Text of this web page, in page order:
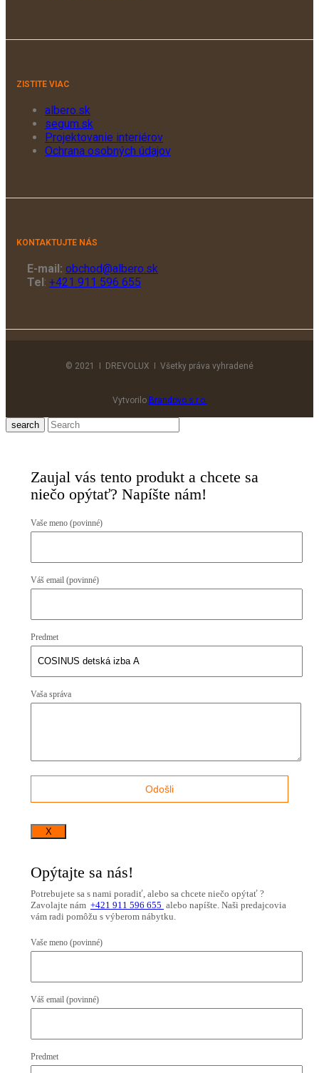
ZISTITE VIAC
albero.sk
segum.sk
Projektovanie interiérov
Ochrana osobných údajov
KONTAKTUJTE NÁS
E-mail: obchod@albero.sk
Tel: +421 911 596 655
© 2021 I DREVOLUX I Všetky práva vyhradené
Vytvorilo Brandovo s.r.o.
search
Zaujal vás tento produkt a chcete sa
niečo opýtať? Napíšte nám!
Vaše meno (povinné)
Váš email (povinné)
Predmet
Vaša správa
X
Opýtajte sa nás!
Potrebujete sa s nami poradiť, alebo sa chcete niečo opýtať ?
Zavolajte nám +421 911 596 655 alebo napíšte. Naši predajcovia
vám radi pomôžu s výberom nábytku.
Vaše meno (povinné)
Váš email (povinné)
Predmet